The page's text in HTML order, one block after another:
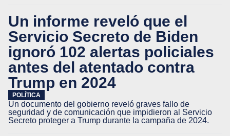
Un informe reveló que el
Servicio Secreto de Biden
ignoró 102 alertas policiales
antes del atentado contra
Trump en 2024
POLÍTICA
Un documento del gobierno reveló graves fallo de
seguridad y de comunicación que impidieron al Servicio
Secreto proteger a Trump durante la campaña de 2024.